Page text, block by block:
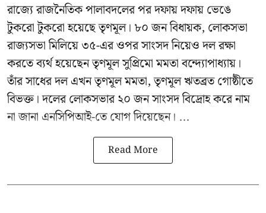
রাজ্যে রাজনৈতিক পালাবদলের পর দফায় দফায় ভেঙে
টুকরো টুকরো হয়েছে তৃণমূল। ৮০ জন বিধায়ক, লোকসভা
রাজ্যসভা মিলিয়ে ৩৫-এর ওপর সাংসদ নিয়েও দল রক্ষা
করতে ব্যর্থ হয়েছেনতৃণমূল সুপ্রিমো মমতা বন্দ্যোপাধ্যায়।
তাঁর সাধের দল এখন তৃণমূল মমতা, তৃণমূল ঋতব্রত গোষ্ঠীতে
বিভক্ত। দলের লোকসভার ২০ জন সাংসদ বিদ্রোহ করে নাম
না জানা এনসিপিআই-তে যোগ দিয়েছেন। ...
Read More